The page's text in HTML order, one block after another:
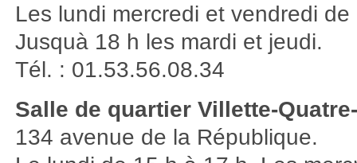
Les lundi mercredi et vendredi
Jusquà 18 h les mardi et jeudi.
Tél. : 01.53.56.08.34
Salle de quartier Villette-
134 avenue de la République.